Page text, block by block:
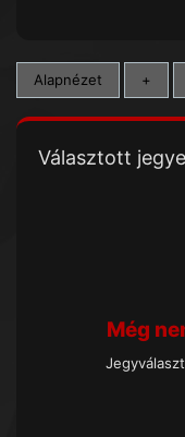
Alapnézet +
Választott
Még